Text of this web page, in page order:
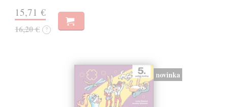
15,71 €
16,20 € ?
novinka